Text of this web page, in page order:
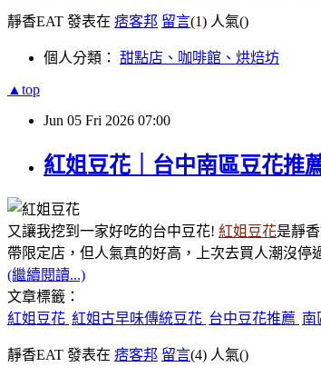
靜香EAT 發表在 痞客邦 留言(1) 人氣()
個人分類： 甜點店、咖啡館、烘焙坊
▲top
Jun 05 Fri 2026 07:00
紅姐豆花｜台中南區豆花推
又讓我挖到一家好吃的台中豆花! 紅姐豆花是靜
帶限定店，但人氣真的好高，上次去買人潮沒停
(繼續閱讀...)
文章標籤：
紅姐豆花 紅姐古早味傳統豆花 台中豆花推薦 南
靜香EAT 發表在 痞客邦 留言(4) 人氣()